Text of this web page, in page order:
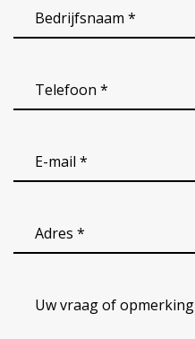
Bedrijfsnaam(Vereist)
Telefoon
*
email(Vereist)
Adres(Vereist)